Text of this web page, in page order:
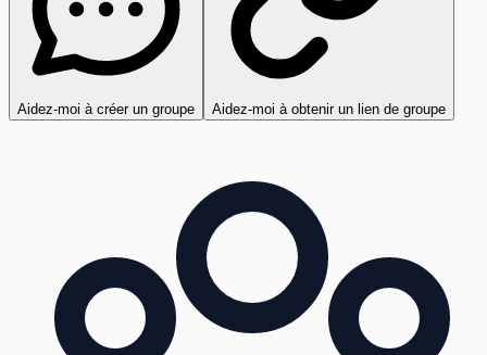
Aidez-moi à créer un groupe Aidez-moi à obtenir un lien de groupe